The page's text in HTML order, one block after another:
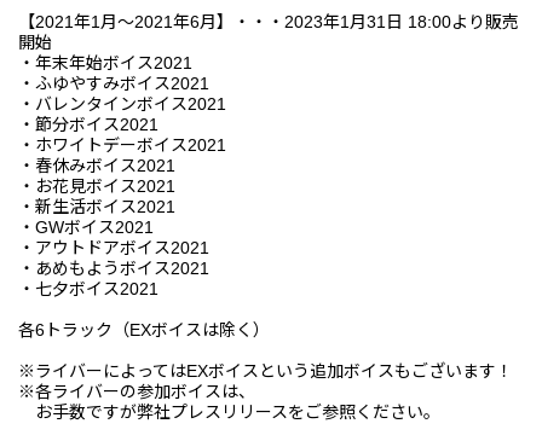
【2021年1月～2021年6月】・・・2023年1月31日 18:00より販売
開始
・年末年始ボイス2021
・ふゆやすみボイス2021
・バレンタインボイス2021
・節分ボイス2021
・ホワイトデーボイス2021
・春休みボイス2021
・お花見ボイス2021
・新生活ボイス2021
・GWボイス2021
・アウトドアボイス2021
・あめもようボイス2021
・七夕ボイス2021
各6トラック（EXボイスは除く）
※ライバーによってはEXボイスという追加ボイスもございます！
※各ライバーの参加ボイスは、
お手数ですが弊社プレスリリースをご参照ください。